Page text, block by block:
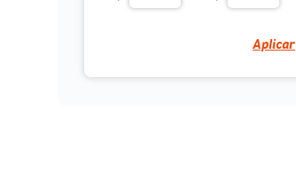
Aplicar